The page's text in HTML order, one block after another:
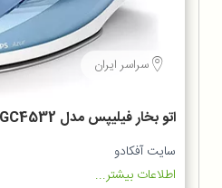
سراسر ایران
اتو بخار فیلیپس مدل GC4532
سایت آفکادو
اطلاعات بیشتر...